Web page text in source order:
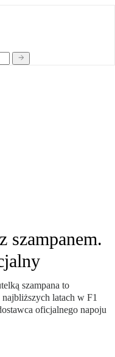
szampanem.
szampana to
najbliższych latach w F1
oficjalnego napoju